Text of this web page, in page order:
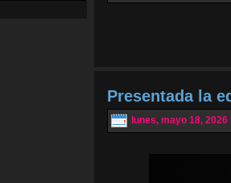
Presentada la
lunes, mayo 18, 2026